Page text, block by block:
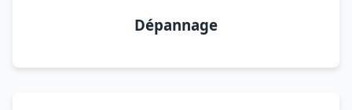
Dépannage